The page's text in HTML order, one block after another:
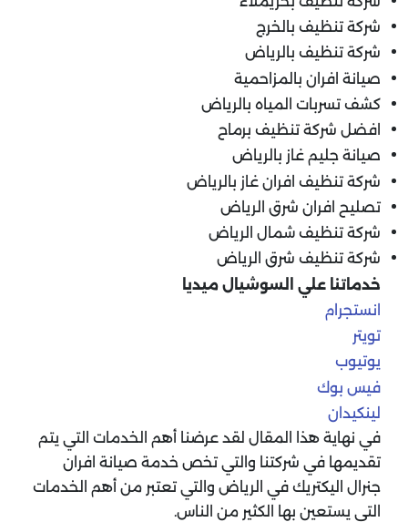
شركة تنظيف بالخرج
شركة تنظيف بالرياض
صيانة افران بالمزاحمية
كشف تسربات المياه بالرياض
افضل شركة تنظيف برماح
صيانة جليم غاز بالرياض
شركة تنظيف افران غاز بالرياض
تصليح افران شرق الرياض
شركة تنظيف شمال الرياض
شركة تنظيف شرق الرياض
خدماتنا علي السوشيال ميديا
انستجرام
تويتر
يوتيوب
فيس بوك
لينكيدان
في نهاية هذا المقال لقد عرضنا أهم الخدمات التي يتم
تقديمها في شركتنا والتي تخص خدمة صيانة افران
جنرال اليكتريك في الرياض والتي تعتبر من أهم الخدمات
التي يستعين بها الكثير من الناس.